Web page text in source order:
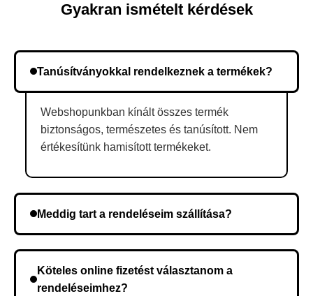
Gyakran ismételt kérdések
Tanúsítványokkal rendelkeznek a termékek?
Webshopunkban kínált összes termék
biztonságos, természetes és tanúsított. Nem
értékesítünk hamisított termékeket.
Meddig tart a rendeléseim szállítása?
kerül, és ez az időtartam függ a szállítási címtől.
Köteles online fizetést választanom a
rendeléseimhez?